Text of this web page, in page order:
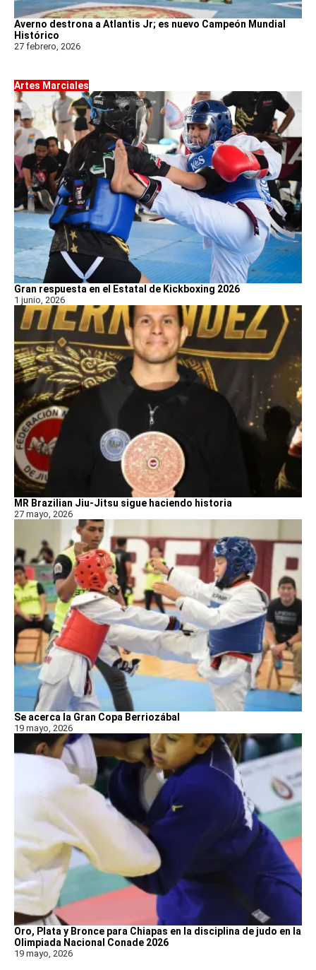
Averno destrona a Atlantis Jr; es nuevo Campeón Mundial
Histórico
27 febrero, 2026
Artes Marciales
Gran respuesta en el Estatal de Kickboxing 2026
1 junio, 2026
MR Brazilian Jiu-Jitsu sigue haciendo historia
27 mayo, 2026
Se acerca la Gran Copa Berriozábal
19 mayo, 2026
Oro, Plata y Bronce para Chiapas en la disciplina de judo en la
Olimpiada Nacional Conade 2026
19 mayo, 2026